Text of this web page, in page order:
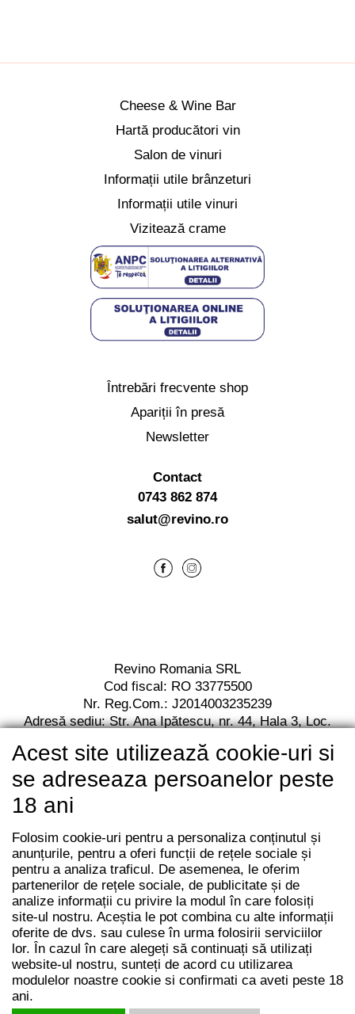
Cheese & Wine Bar
Hartă producători vin
Salon de vinuri
Informații utile brânzeturi
Informații utile vinuri
Vizitează crame
Întrebări frecvente shop
Apariții în presă
Newsletter
Contact
0743 862 874
salut@revino.ro
Revino Romania SRL
Cod fiscal: RO 33775500
Nr. Reg.Com.: J2014003235239
Adresă sediu: Str. Ana Ipătescu,nr. 44, Hala 3,Loc.
RO13 BACX 0000 0010 7112 2001
Unicredit Bank
© REVINO ROMANIA 2014 - 2026 | Toate drepturile rezervate |
Acest site utilizează cookie-uri si
se adreseaza persoanelor peste
18 ani
Folosim cookie-uri pentru a personaliza conținutul și
anunțurile, pentru a oferi funcții de rețele sociale și
pentru a analiza traficul. De asemenea, le oferim
partenerilor de rețele sociale, de publicitate și de
analize informații cu privire la modul în care folosiți
site-ul nostru. Aceștia le pot combina cu alte informații
oferite de dvs. sau culese în urma folosirii serviciilor
lor. În cazul în care alegeți să continuați să utilizați
website-ul nostru, sunteți de acord cu utilizarea
modulelor noastre cookie si confirmati ca aveti peste 18
ani.